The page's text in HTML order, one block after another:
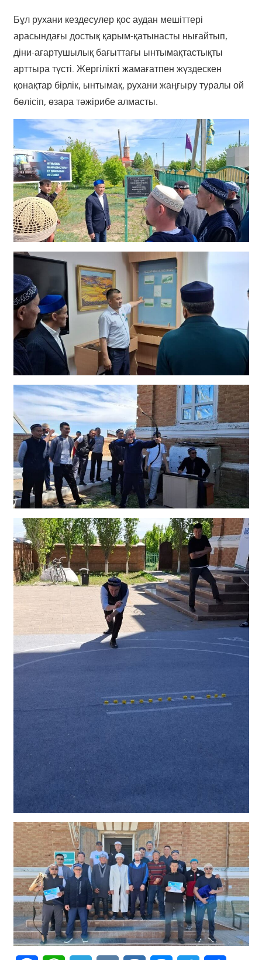
Бұл рухани кездесулер қос аудан мешіттері
арасындағы достық қарым-қатынасты нығайтып,
діни-ағартушылық бағыттағы ынтымақтастықты
арттыра түсті. Жергілікті жамағатпен жүздескен
қонақтар бірлік, ынтымақ, рухани жаңғыру туралы ой
бөлісіп, өзара тәжірибе алмасты.